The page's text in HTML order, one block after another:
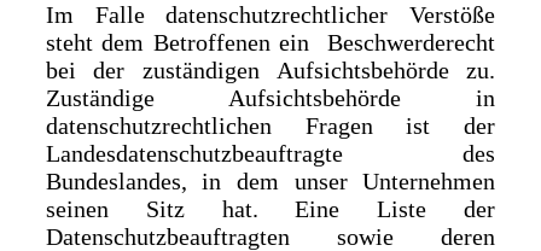
Im Falle datenschutzrechtlicher Verstöße
steht dem Betroffenen ein Beschwerderecht
bei der zuständigen Aufsichtsbehörde zu.
Zuständige Aufsichtsbehörde in
datenschutzrechtlichen Fragen ist der
Landesdatenschutzbeauftragte des
Bundeslandes, in dem unser Unternehmen
seinen Sitz hat. Eine Liste der
Datenschutzbeauftragten sowie deren